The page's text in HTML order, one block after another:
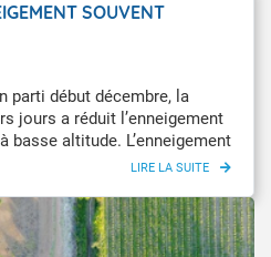
SOUVENT
parti début décembre, la
jours a réduit l’enneigement
basse altitude. L’enneigement
aller au cœur des Alpes en
/ Météo-France